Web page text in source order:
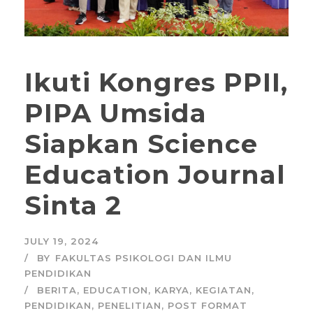
Ikuti Kongres PPII,
PIPA Umsida
Siapkan Science
Education Journal
Sinta 2
JULY 19, 2024
BY FAKULTAS PSIKOLOGI DAN ILMU
PENDIDIKAN
BERITA, EDUCATION, KARYA, KEGIATAN,
PENDIDIKAN, PENELITIAN, POST FORMAT